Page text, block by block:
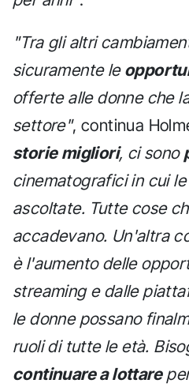
"Tra gli altri
sicuramente le
offerte alle donne che
settore", continua
storie migliori, ci sono
cinematografici in cui
ascoltate. Tutte cose
accadevano. Un'altra
è l'aumento delle
streaming e dalle
le donne possano
ruoli di tutte le età.
continuare a lottare